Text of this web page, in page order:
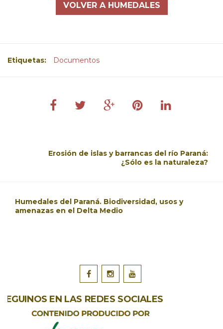
VOLVER A HUMEDALES
Etiquetas: Documentos
Erosión de islas y barrancas del río Paraná:
¿Sólo es la naturaleza?
Humedales del Paraná. Biodiversidad, usos y
amenazas en el Delta Medio
SEGUINOS EN LAS REDES SOCIALES